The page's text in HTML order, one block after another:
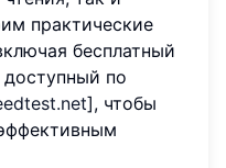
практические
бесплатный
доступный по
], чтобы